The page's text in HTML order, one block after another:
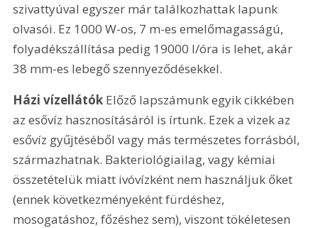
szivattyúval egyszer már találkozhattak lapunk
olvasói. Ez 1000 W-os, 7 m-es emelőmagasságú,
folyadékszállítása pedig 19000 l/óra is lehet, akár
38 mm-es lebegő szennyeződésekkel.
Házi vízellátók Előző lapszámunk egyik cikkében
az esővíz hasznosításáról is írtunk. Ezek a vizek az
esővíz gyűjtéséből vagy más természetes forrásból,
származhatnak. Bakteriológiailag, vagy kémiai
összetételük miatt ivóvízként nem használjuk őket
(ennek következményeként fürdéshez,
mosogatáshoz, főzéshez sem), viszont tökéletesen